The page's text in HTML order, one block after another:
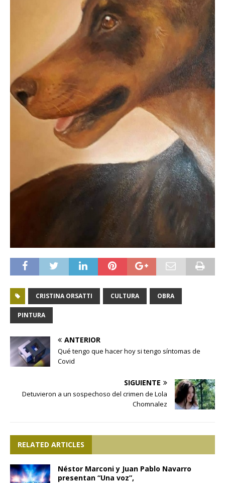
CRISTINA ORSATTI CULTURA OBRA
PINTURA
ANTERIOR
Qué tengo que hacer hoy si tengo síntomas de
Covid
SIGUIENTE
Detuvieron a un sospechoso del crimen de Lola
Chomnalez
RELATED ARTICLES
Néstor Marconi y Juan Pablo Navarro
presentan “Una voz”,